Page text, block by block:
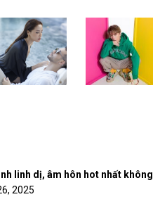
linh dị, âm hôn hot nhất không
2025